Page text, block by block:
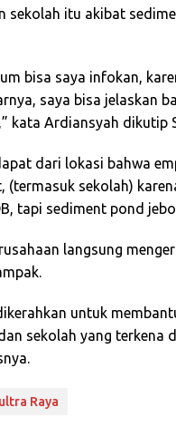
sekolah itu akibat
bisa saya infokan,
saya bisa jelaskan
kata Ardiansyah dikutip
dari lokasi bahwa
sekolah)
tapi sediment pond
langsung
untuk
sekolah yang terkena
Raya